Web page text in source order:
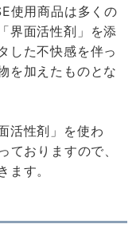
使用商品は多くの
界面活性剤」を添
した不快感を伴っ
を加えたものとな
活性剤」を使わ
ておりますので、
ます。